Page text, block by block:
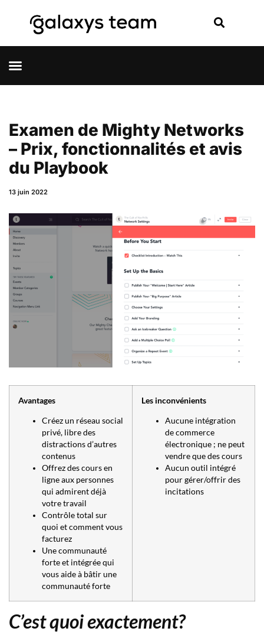
Examen de Mighty Networks
– Prix, fonctionnalités et avis
du Playbook
13 juin 2022
Avantages
Créez un réseau social
privé, libre des
distractions d’autres
contenus
Offrez des cours en
ligne aux personnes
qui admirent déjà
votre travail
Contrôle total sur
quoi et comment vous
facturez
Une communauté
forte et intégrée qui
vous aide à bâtir une
communauté forte
Les inconvénients
Aucune intégration
de commerce
électronique ; ne peut
vendre que des cours
Aucun outil intégré
pour gérer/offrir des
incitations
C’est quoi exactement?